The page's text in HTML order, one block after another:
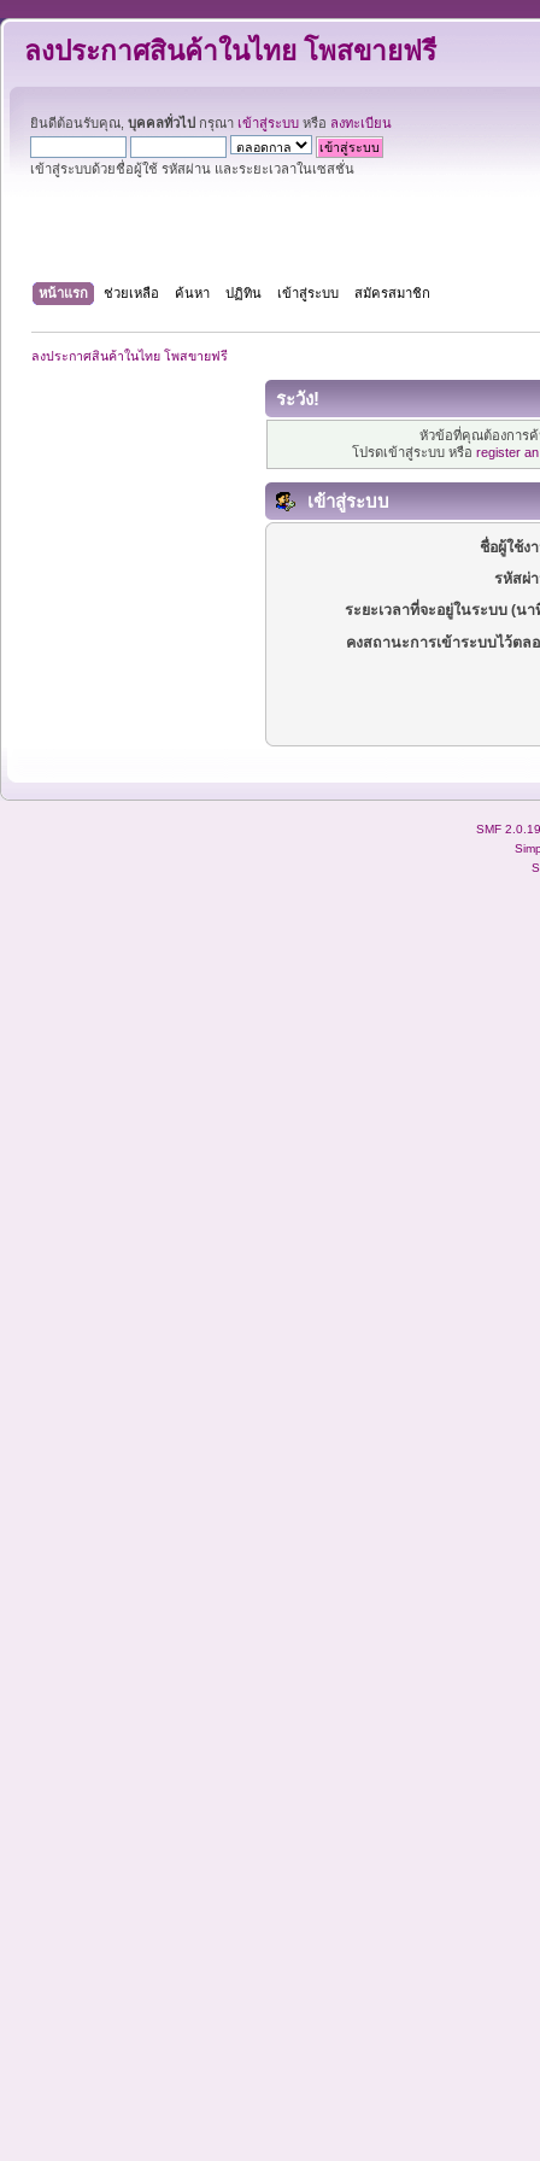
ลงประกาศสินค้าในไทย โพสขายฟรี
ยินดีต้อนรับคุณ, บุคคลทั่วไป กรุณา เข้าสู่ระบบ หรือ ลงทะเบียน
เข้าสู่ระบบด้วยชื่อผู้ใช้ รหัสผ่าน และระยะเวลาในเซสชั่น
หน้าแรก ช่วยเหลือ ค้นหา ปฏิทิน เข้าสู่ระบบ สมัครสมาชิก
ลงประกาศสินค้าในไทย โพสขายฟรี
ระวัง!
หัวข้อที่คุณต้องการ
โปรดเข้าสู่ระบบ หรือ register
เข้าสู่ระบบ
ชื่อผู้ใช้ง
รหัสผ่
ระยะเวลาที่จะอยู่ในระบบ (นา
คงสถานะการเข้าระบบไว้ตล
SMF 2.0.19